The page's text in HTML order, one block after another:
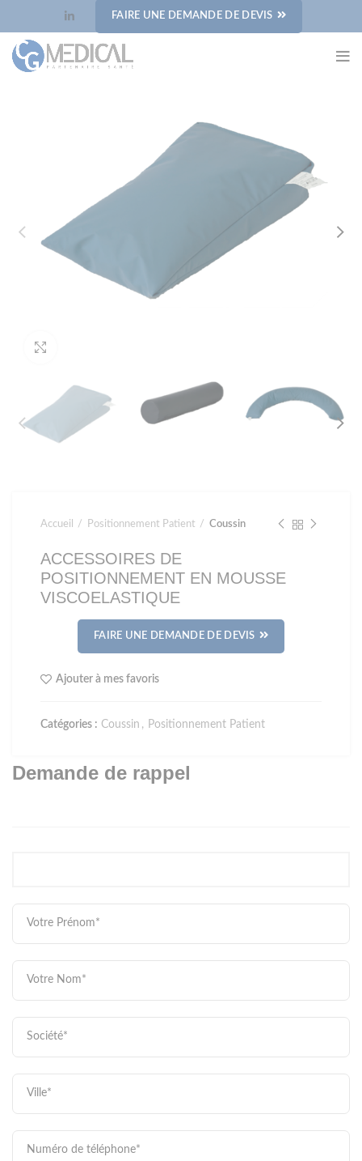
FAIRE UNE DEMANDE DE DEVIS
Accueil Positionnement Patient Coussin
ACCESSOIRES DE
POSITIONNEMENT EN MOUSSE
VISCOELASTIQUE
FAIRE UNE DEMANDE DE DEVIS
Ajouter à mes favoris
Catégories : Coussin , Positionnement Patient
Demande de rappel
Panneau de gestion des cookies